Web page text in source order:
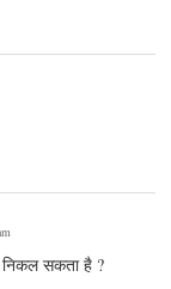
निकल सकता है ?